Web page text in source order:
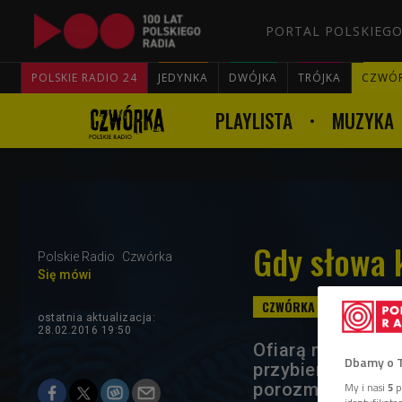
PORTAL
POLSKIE RADIO 24 JEDYNKA DWÓJKA TRÓJKA
PLAYLISTA MUZYKA
Polskie Radio
Czwórka
Się mówi
Gdy
ostatnia aktualizacja:
28.02.2016 19:50
Ofiarą
przybiera bardzo
porozmawiamy
Dbamy o
My i nasi 5